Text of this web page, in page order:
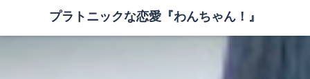
プラトニックな恋愛『わんちゃん！』